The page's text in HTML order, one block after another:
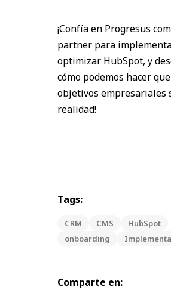
¡Confía en Progresus
partner para
optimizar HubSpot, y
cómo podemos hacer
objetivos empresariales
realidad!
Tags:
CRM CMS
HubSpot
onboarding
Comparte en: